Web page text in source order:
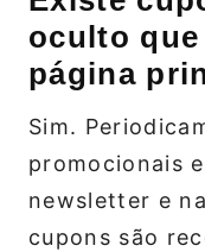
oculto
página
Sim.
promocionais
newsletter e
cupons são